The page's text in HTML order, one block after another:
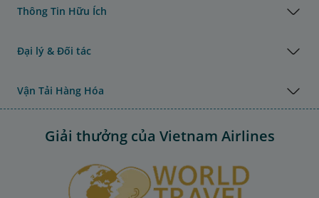
Thông Tin Hữu Ích
Đại lý & Đối tác
Vận Tải Hàng Hóa
Giải thưởng của Vietnam Airlines